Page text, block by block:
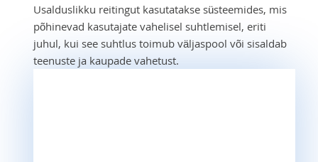
Usalduslikku reitingut kasutatakse süsteemides, mis
põhinevad kasutajate vahelisel suhtlemisel, eriti
juhul, kui see suhtlus toimub väljaspool või sisaldab
teenuste ja kaupade vahetust.